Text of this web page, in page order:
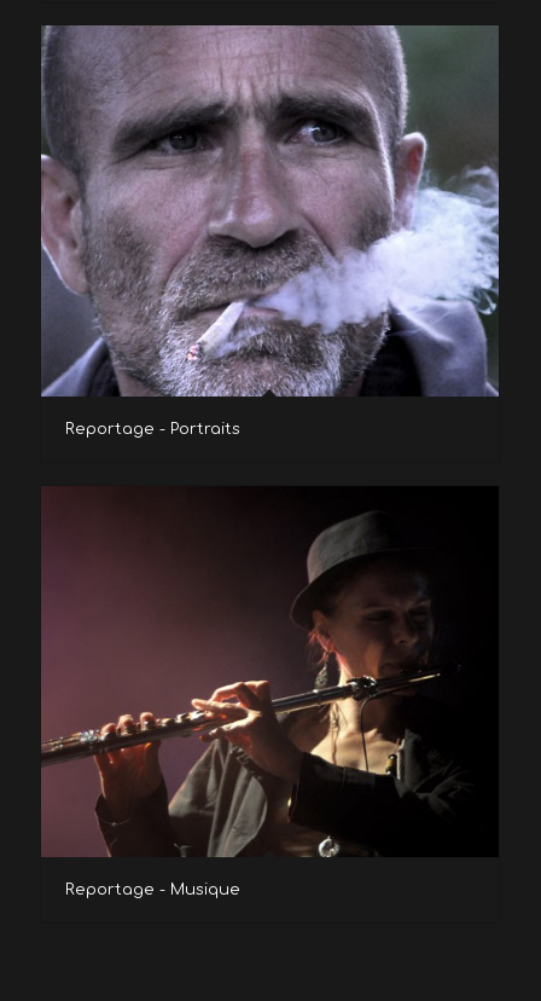
Reportage - Portraits
Reportage - Musique